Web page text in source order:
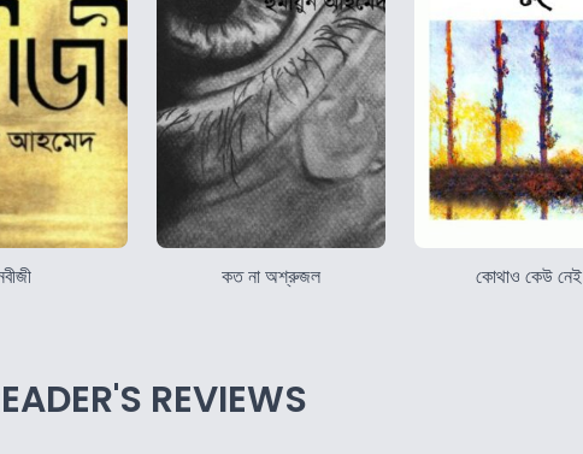
কত না অশ্রুজল কোথাও কেউ নেই
REVIEWS